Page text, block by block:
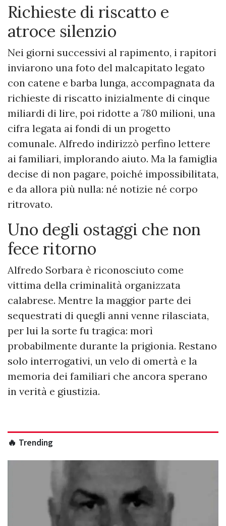
Richieste di riscatto e
atroce silenzio
Nei giorni successivi al rapimento, i rapitori
inviarono una foto del malcapitato legato
con catene e barba lunga, accompagnata da
richieste di riscatto inizialmente di cinque
miliardi di lire, poi ridotte a 780 milioni, una
cifra legata ai fondi di un progetto
comunale. Alfredo indirizzò perfino lettere
ai familiari, implorando aiuto. Ma la famiglia
decise di non pagare, poiché impossibilitata,
e da allora più nulla: né notizie né corpo
ritrovato.
Uno degli ostaggi che non
fece ritorno
Alfredo Sorbara è riconosciuto come
vittima della criminalità organizzata
calabrese. Mentre la maggior parte dei
sequestrati di quegli anni venne rilasciata,
per lui la sorte fu tragica: morì
probabilmente durante la prigionia. Restano
solo interrogativi, un velo di omertà e la
memoria dei familiari che ancora sperano
in verità e giustizia.
🔥 Trending